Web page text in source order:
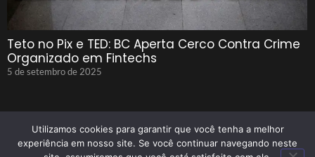
Teto no Pix e TED: BC Aperta Cerco Contra Crime
Organizado em Fintechs
5 de setembro de 2025
Utilizamos cookies para garantir que você tenha a melhor
experiência em nosso site. Se você continuar navegando neste